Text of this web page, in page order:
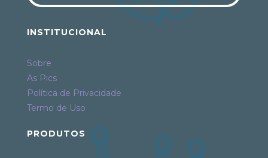
INSTITUCIONAL
Sobre
As Pics
Política de Privacidade
Termo de Uso
PRODUTOS